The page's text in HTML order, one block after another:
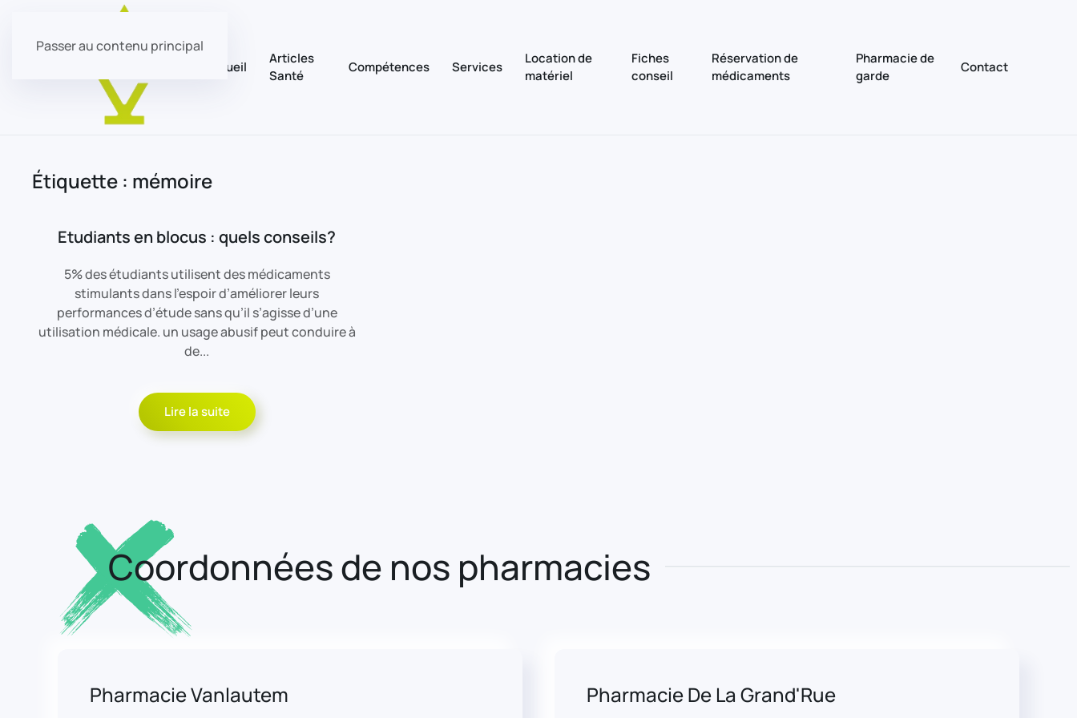
Passer au contenu principal
Accueil
Articles
Santé
Compétences Services
Location de
matériel
Fiches
conseil
Réservation de
médicaments
Pharmacie de
garde
Contact
Étiquette : mémoire
Etudiants en blocus : quels conseils?
5% des étudiants utilisent des médicaments
stimulants dans l’espoir d’améliorer leurs
performances d’étude sans qu’il s’agisse d’une
utilisation médicale. un usage abusif peut conduire à
de...
Lire la suite
Coordonnées de nos pharmacies
Pharmacie Vanlautem Pharmacie De La Grand'Rue